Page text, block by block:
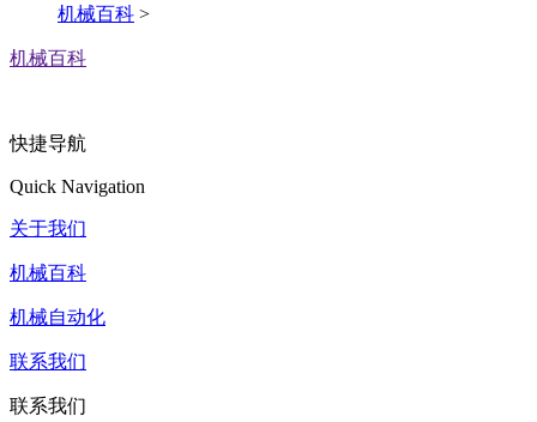
机械百科 >
机械百科
快捷导航
Quick Navigation
关于我们
机械百科
机械自动化
联系我们
联系我们